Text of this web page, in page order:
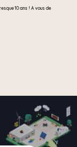
10 ans ! A vous de